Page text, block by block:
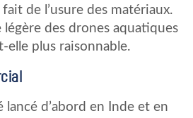
de l’usure des matériaux.
des drones aquatiques
elle plus raisonnable.
lancé d’abord en Inde et en